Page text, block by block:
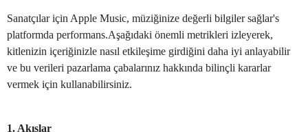
Sanatçılar için Apple Music, müziğinize değerli bilgiler sağlar's
platformda performans.Aşağıdaki önemli metrikleri izleyerek,
kitlenizin içeriğinizle nasıl etkileşime girdiğini daha iyi anlayabilir
ve bu verileri pazarlama çabalarınız hakkında bilinçli kararlar
vermek için kullanabilirsiniz.
1. Akışlar